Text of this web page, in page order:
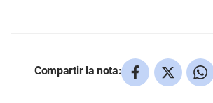
Compartir la nota: